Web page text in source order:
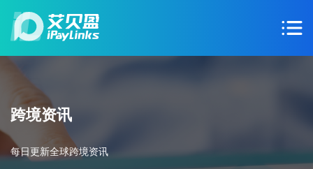
跨境资讯
每日更新全球跨境资讯